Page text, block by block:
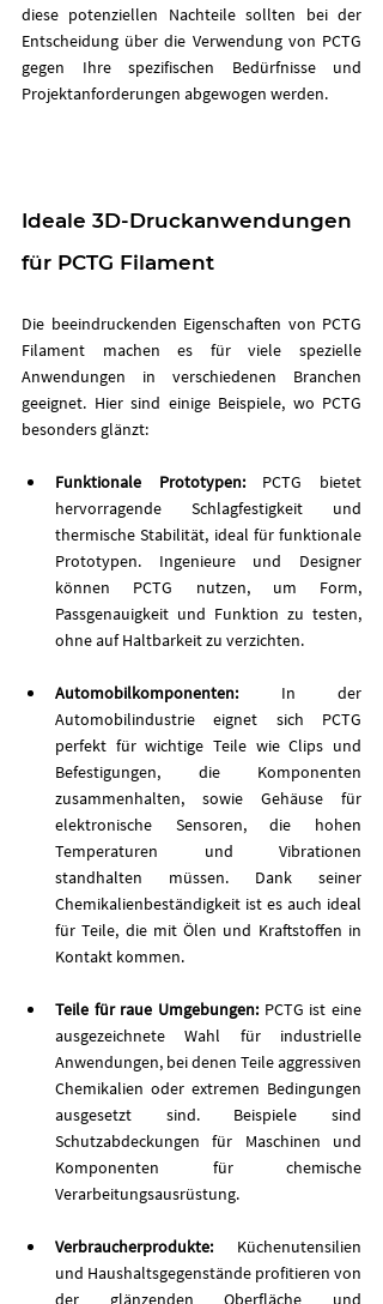
diese potenziellen Nachteile sollten bei der
Entscheidung über die Verwendung von PCTG
gegen Ihre spezifischen Bedürfnisse und
Projektanforderungen abgewogen werden.
Ideale 3D-Druckanwendungen
für PCTG Filament
Die beeindruckenden Eigenschaften von PCTG
Filament machen es für viele spezielle
Anwendungen in verschiedenen Branchen
geeignet. Hier sind einige Beispiele, wo PCTG
besonders glänzt:
Funktionale Prototypen: PCTG bietet
hervorragende Schlagfestigkeit und
thermische Stabilität, ideal für funktionale
Prototypen. Ingenieure und Designer
können PCTG nutzen, um Form,
Passgenauigkeit und Funktion zu testen,
ohne auf Haltbarkeit zu verzichten.
Automobilkomponenten: In der
Automobilindustrie eignet sich PCTG
perfekt für wichtige Teile wie Clips und
Befestigungen, die Komponenten
zusammenhalten, sowie Gehäuse für
elektronische Sensoren, die hohen
Temperaturen und Vibrationen
standhalten müssen. Dank seiner
Chemikalienbeständigkeit ist es auch ideal
für Teile, die mit Ölen und Kraftstoffen in
Kontakt kommen.
Teile für raue Umgebungen: PCTG ist eine
ausgezeichnete Wahl für industrielle
Anwendungen, bei denen Teile aggressiven
Chemikalien oder extremen Bedingungen
ausgesetzt sind. Beispiele sind
Schutzabdeckungen für Maschinen und
Komponenten für chemische
Verarbeitungsausrüstung.
Verbraucherprodukte: Küchenutensilien
und Haushaltsgegenstände profitieren von
der glänzenden Oberfläche und